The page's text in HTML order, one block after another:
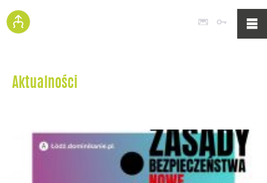
Poczta
Aktualności